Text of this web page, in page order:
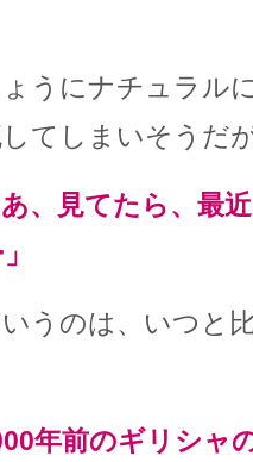
にナチュラル
てしまいそうだ
、見てたら、最
のは、いつと
年前のギリシャ